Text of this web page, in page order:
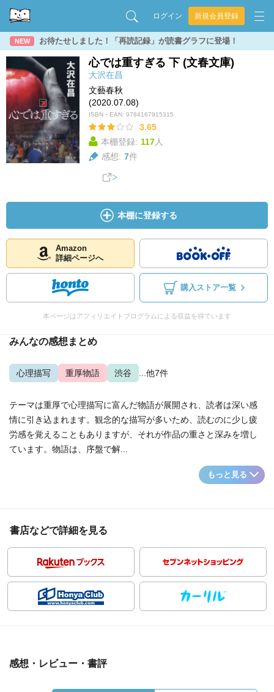
ログイン 新規会員登録
NEW お待たせしました！「再読記録」が読書グラフに登場！
心では重すぎる 下 (文春文庫)
大沢在昌
文藝春秋
(2020.07.08)
ISBN・EAN: 9784167915315
3.65
本棚登録: 117人
感想: 7件
本棚に登録する
Amazon
詳細ページへ
購入ストア一覧
本ページはアフィリエイトプログラムによる収益を得ています
みんなの感想まとめ
心理描写 重厚物語 渋谷 ...他7件
テーマは重厚で心理描写に富んだ物語が展開され、読者は深い感
情に引き込まれます。観念的な描写が多いため、読むのに少し疲
労感を覚えることもありますが、それが作品の重さと深みを増し
ています。物語は、序盤で解...
もっと見る
書店などで詳細を見る
感想・レビュー・書評